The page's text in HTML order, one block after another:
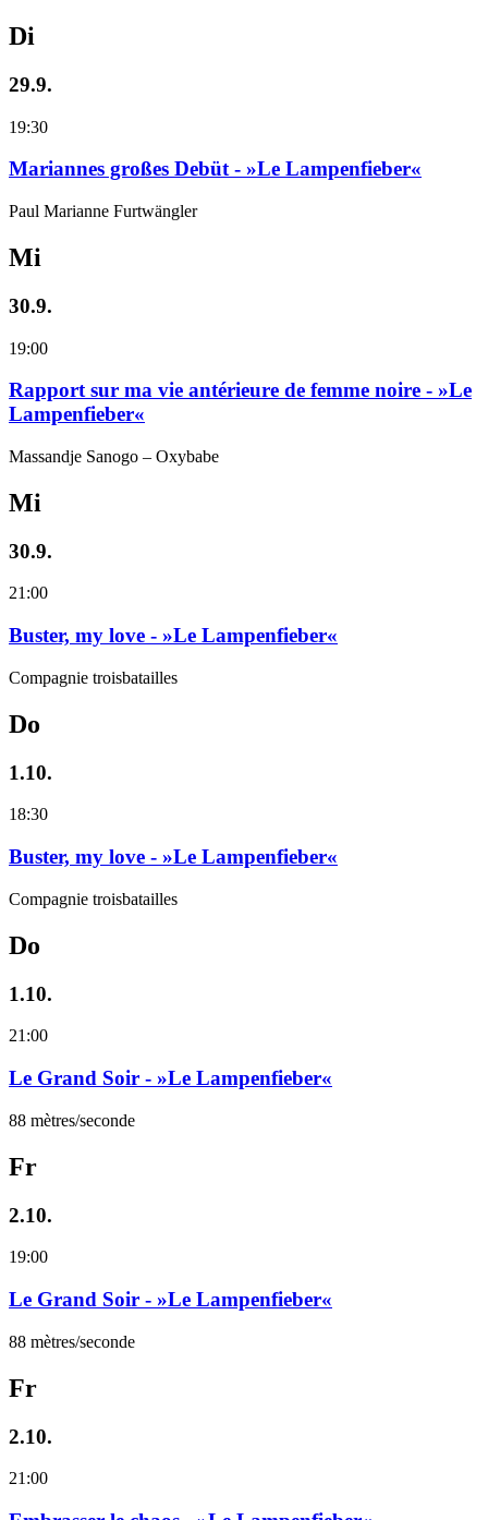
Di
29.9.
19:30
Mariannes großes Debüt - »Le Lampenfieber«
Paul Marianne Furtwängler
Mi
30.9.
19:00
Rapport sur ma vie antérieure de femme noire - »Le
Lampenfieber«
Massandje Sanogo – Oxybabe
Mi
30.9.
21:00
Buster, my love - »Le Lampenfieber«
Compagnie troisbatailles
Do
1.10.
18:30
Buster, my love - »Le Lampenfieber«
Compagnie troisbatailles
Do
1.10.
21:00
Le Grand Soir - »Le Lampenfieber«
88 mètres/seconde
Fr
2.10.
19:00
Le Grand Soir - »Le Lampenfieber«
88 mètres/seconde
Fr
2.10.
21:00